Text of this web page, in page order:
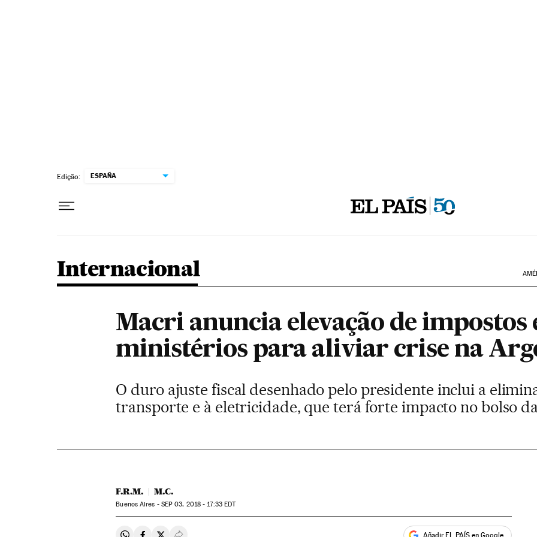
Edição: ESPAÑA
Internacional
Macri anuncia elevação de impostos
ministérios para aliviar crise na
O duro ajuste fiscal desenhado pelo presidente inclui a
transporte e à eletricidade, que terá forte impacto no bolso
F.R.M. M.C.
Buenos Aires - SEP 03, 2018 - 17:33EDT
Añadir EL PAÍS en Google